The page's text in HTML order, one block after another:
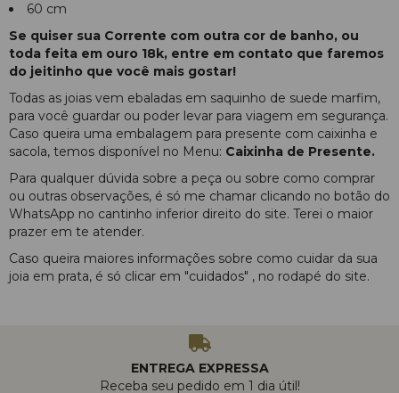
60 cm
Se quiser sua Corrente com outra cor de banho, ou
toda feita em ouro 18k, entre em contato que faremos
do jeitinho que você mais gostar!
Todas as joias vem ebaladas em saquinho de suede marfim,
para você guardar ou poder levar para viagem em segurança.
Caso queira uma embalagem para presente com caixinha e
sacola, temos disponível no Menu: Caixinha de Presente.
Para qualquer dúvida sobre a peça ou sobre como comprar
ou outras observações, é só me chamar clicando no botão do
WhatsApp no cantinho inferior direito do site. Terei o maior
prazer em te atender.
Caso queira maiores informações sobre como cuidar da sua
joia em prata, é só clicar em "cuidados" , no rodapé do site.
ENTREGA EXPRESSA
Receba seu pedido em 1 dia útil!